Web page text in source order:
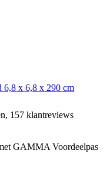
6,8 x 6,8 x 290 cm
157 klantreviews
GAMMA Voordeelpas